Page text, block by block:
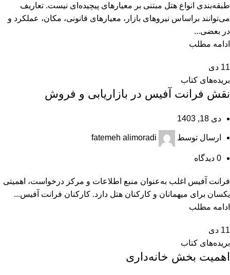
طبقه‌بندی انواع هتل مبتنی بر معیارهای پیچیده‌ای نیست. تعاریف
می‌توانند براساس نیروهای بازار، معیارهای قانونی، مکان، عملکرد و
در بعضی...
ادامه مطلب
11 دی
بریده‌های کتاب
نقش فرانت آفیس در بازاریابی و فروش
دی 18, 1403
ارسال توسط fatemeh alimoradi
0 دیدگاه
فرانت آفیس اغلب به‌عنوان منبع اطلاعات و مرکز درخواست، اهمیتی
یکسان برای میهمانان و کارکنان هتل دارد. کارکنان فرانت آفیس...
ادامه مطلب
11 دی
بریده‌های کتاب
اهمیت بخش خانه‌داری